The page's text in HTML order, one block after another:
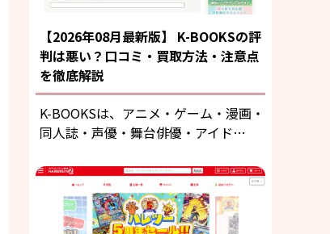
【2026年08月最新版】 K-BOOKSの評
判は悪い？口コミ・買取方法・注意点
を徹底解説
K-BOOKSは、アニメ・ゲーム・漫画・
同人誌・声優・舞台俳優・アイド…